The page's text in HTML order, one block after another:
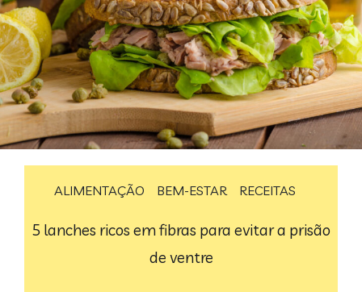
ALIMENTAÇÃO BEM-ESTAR RECEITAS
5 lanches ricos em fibras para evitar a prisão
de ventre